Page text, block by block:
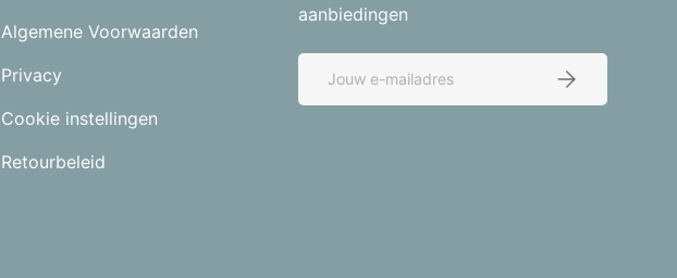
Algemene Voorwaarden
Privacy
Cookie instellingen
Retourbeleid
aanbiedingen
Abonneer